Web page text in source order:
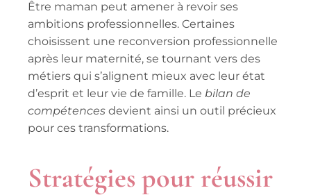
Être maman peut amener à revoir ses
ambitions professionnelles. Certaines
choisissent une reconversion professionnelle
après leur maternité, se tournant vers des
métiers qui s’alignent mieux avec leur état
d’esprit et leur vie de famille. Le bilan de
compétences devient ainsi un outil précieux
pour ces transformations.
Stratégies pour réussir